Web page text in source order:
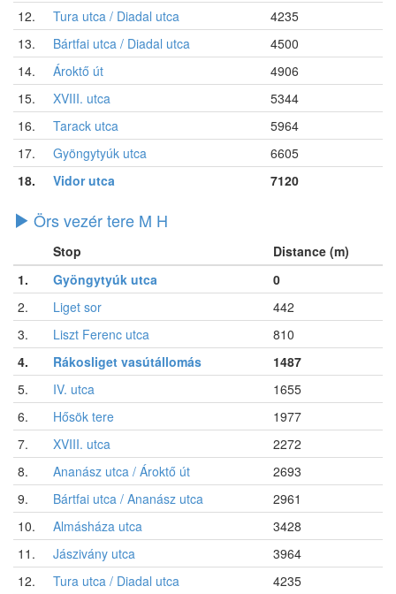
12.
Tura utca / Diadal utca
4235
13.
Bártfai utca / Diadal utca
4500
14.
Ároktő út
4906
15.
XVIII. utca
5344
16.
Tarack utca
5964
17.
Gyöngytyúk utca
6605
18.
Vidor utca 7120
Örs vezér tere M H
Stop
Distance (m)
1.
Gyöngytyúk utca
0
2.
Liget sor
442
3.
Liszt Ferenc utca
810
4.
Rákosliget vasútállomás
1487
5.
IV. utca
1655
6.
Hősök tere
1977
7.
XVIII. utca
2272
8.
Ananász utca / Ároktő út
2693
9.
Bártfai utca / Ananász utca
2961
10.
Almásháza utca
3428
11.
Jászivány utca
3964
12.
Tura utca / Diadal utca
4235